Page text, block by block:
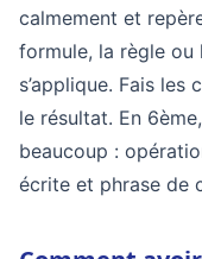
calmement et
formule, la règle
s’applique. Fais
le résultat. En
beaucoup :
écrite et phrase de